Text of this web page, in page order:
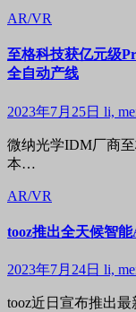
AR/VR
至格科技获亿元级
全自动产线
2023年7月25日 li,
微纳光学IDM厂商至
本…
AR/VR
tooz推出全天候智
2023年7月24日 li,
tooz近日宣布推出